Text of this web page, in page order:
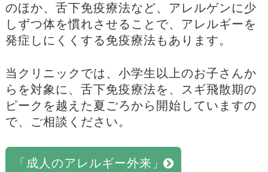
のほか、舌下免疫療法など、アレルゲンに少
しずつ体を慣れさせることで、アレルギーを
発症しにくくする免疫療法もあります。
当クリニックでは、小学生以上のお子さんか
らを対象に、舌下免疫療法を、スギ飛散期の
ピークを越えた夏ごろから開始していますの
で、ご相談ください。
「成人のアレルギー外来」